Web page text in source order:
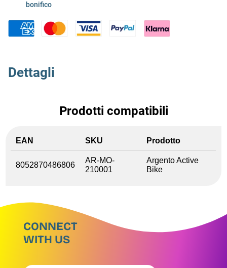
bonifico
Dettagli
Prodotti compatibili
EAN SKU Prodotto
8052870486806
AR-MO-
210001
Argento Active
Bike
CONNECT
WITH US